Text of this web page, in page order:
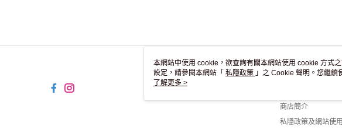
關於我們
商店簡介
私隱政策及網站使
本網站中使用 cookie，欲查詢有關本網站使用 cookie 方式
設定，請參閱本網站「 私隱政策 」之 Cookie 聲明。您繼續
用 cookie。
了解更多 >